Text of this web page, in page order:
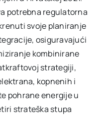
potrebna regulatorna
svoje planiranje
osiguravajući
kombinirane
strategiji,
kopnenih i
pohrane energije u
strateška stupa